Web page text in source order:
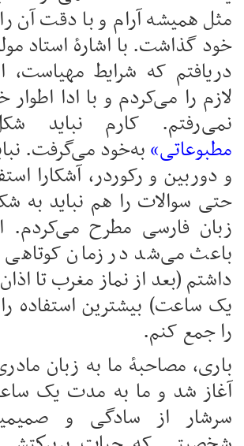
مثل همیشه آرام و با دقت آن
خود گذاشت. با اشارۀ استاد
دریافتم که شرایط مهیاست،
لازم را می‌کردم و با ادا
نمی‌رفتم. کارم نباید
مطبوعاتی»به‌خود می‌گرفت.
و دوربین و رکوردر، آشکارا
حتی سوالات را هم نباید به
زبان فارسی مطرح می‌کردم.
باعث می‌شد در زمان کوتاهی
داشتم (بعد از نماز مغرب تا
یک ساعت) بیشترین استفاده
را جمع کنم.
باری، مصاحبۀ‌ ما به زبان
آغاز شد و ما به مدت یک
سرشار از سادگی و